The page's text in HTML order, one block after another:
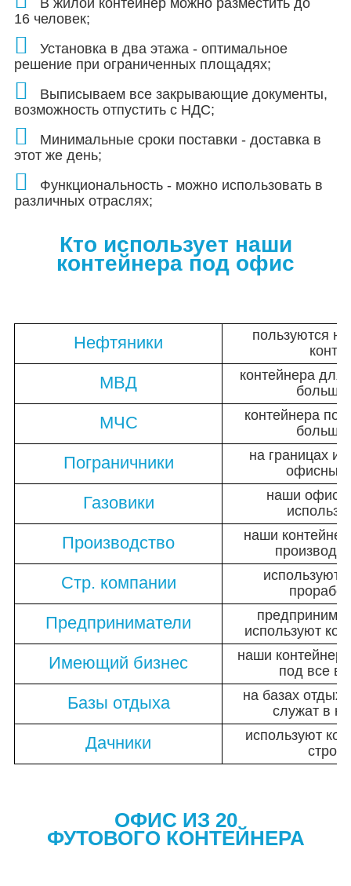
В жилой контейнер можно разместить до
16 человек;
Установка в два этажа - оптимальное
решение при ограниченных площадях;
Выписываем все закрывающие документы,
возможность отпустить с НДС;
Минимальные сроки поставки - доставка в
этот же день;
Функциональность - можно использовать в
различных отраслях;
Кто использует наши
контейнера под офис
Нефтяники
пользуются
МВД
контейнера для
МЧС
контейнера
Пограничники
на границах
офисные
Газовики
наши
Производство
наши
Стр. компании
используют
Предприниматели
используют
Имеющий бизнес
наши
под все
Базы отдыха
на базах
служат в
Дачники
используют
ОФИС ИЗ 20
ФУТОВОГО КОНТЕЙНЕРА